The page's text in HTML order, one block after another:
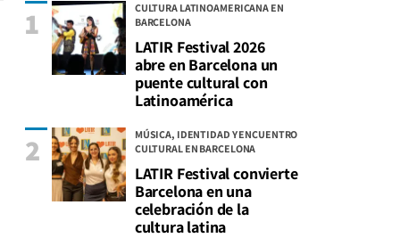
CULTURA LATINOAMERICANA EN
BARCELONA
LATIR Festival 2026
abre en Barcelona un
puente cultural con
Latinoamérica
1
MÚSICA, IDENTIDAD Y ENCUENTRO
CULTURAL EN BARCELONA
LATIR Festival convierte
Barcelona en una
celebración de la
cultura latina
2